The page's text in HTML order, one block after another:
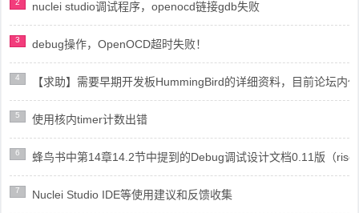
2 nuclei studio调试程序，openocd链接gdb失败
3 debug操作，OpenOCD超时失败！
4 【求助】需要早期开发板HummingBird的详细资料，目前论坛内
5 使用核内timer计数出错
6 蜂鸟书中第14章14.2节中提到的Debug调试设计文档0.11版（
7 Nuclei Studio IDE等使用建议和反馈收集